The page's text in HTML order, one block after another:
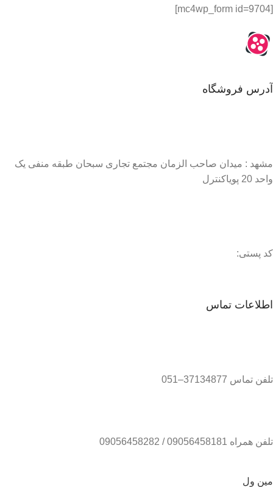
[mc4wp_form id=9704]
آدرس فروشگاه
مشهد : میدان صاحب الزمان مجتمع تجاری سبحان طبقه منفی یک
واحد 20 پویاکنترل
کد پستی:
اطلاعات تماس
تلفن تماس 37134877–051
تلفن همراه 09056458181 / 09056458282
مین ول